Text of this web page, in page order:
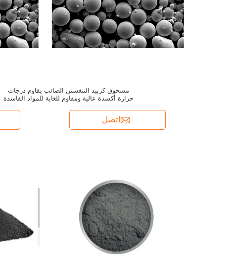
مسحوق كربيد التنغستن الصائب يقاوم درجات
حرارة أكسدة عالية ومقاوم للغاية للمواد الفاسدة
اتصل